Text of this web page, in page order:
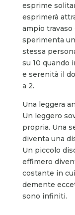
esprime
esprimerà
ampio
sperimenta
stessa
su 10 quando
e serenità il
a 2.
Una leggera
Un leggero
propria. Una
diventa una
Un piccolo
effimero
costante in
demente
sono infiniti.